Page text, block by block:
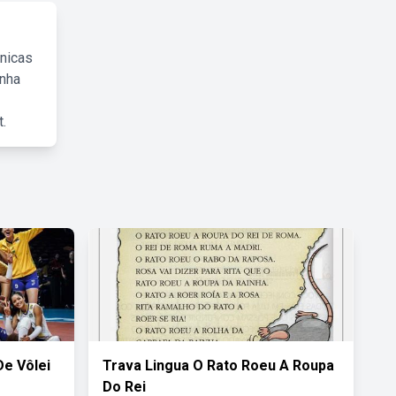
Vôlei
Trava Lingua O Rato Roeu A Roupa
Do Rei